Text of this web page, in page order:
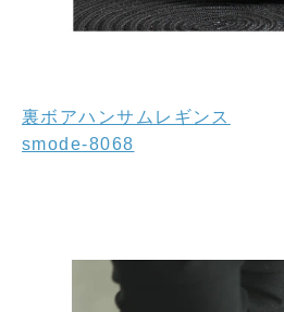
裏ボアハンサムレギンス
smode-8068